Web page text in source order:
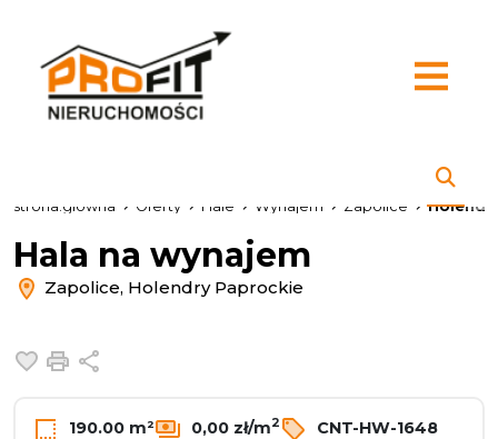
strona.glowna Oferty Hale Wynajem Zapolice
Hala na wynajem
Zapolice, Holendry Paprockie
Dodaj do ulubionych
Drukuj
190.00 m² 0,00 zł/m2 CNT-HW-1648